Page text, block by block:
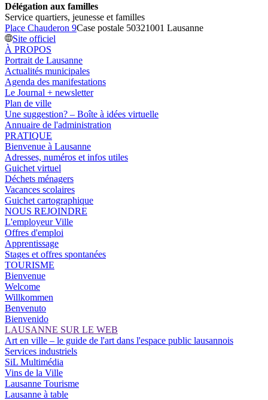
Délégation aux familles
Service quartiers, jeunesse et familles
Place Chauderon 9Case postale 50321001 Lausanne
Site officiel
À PROPOS
Portrait de Lausanne
Actualités municipales
Agenda des manifestations
Le Journal + newsletter
Plan de ville
Une suggestion? – Boîte à idées virtuelle
Annuaire de l'administration
PRATIQUE
Bienvenue à Lausanne
Adresses, numéros et infos utiles
Guichet virtuel
Déchets ménagers
Vacances scolaires
Guichet cartographique
NOUS REJOINDRE
L'employeur Ville
Offres d'emploi
Apprentissage
Stages et offres spontanées
TOURISME
Bienvenue
Welcome
Willkommen
Benvenuto
Bienvenido
LAUSANNE SUR LE WEB
Art en ville – le guide de l'art dans l'espace public lausannois
Services industriels
SiL Multimédia
Vins de la Ville
Lausanne Tourisme
Lausanne à table